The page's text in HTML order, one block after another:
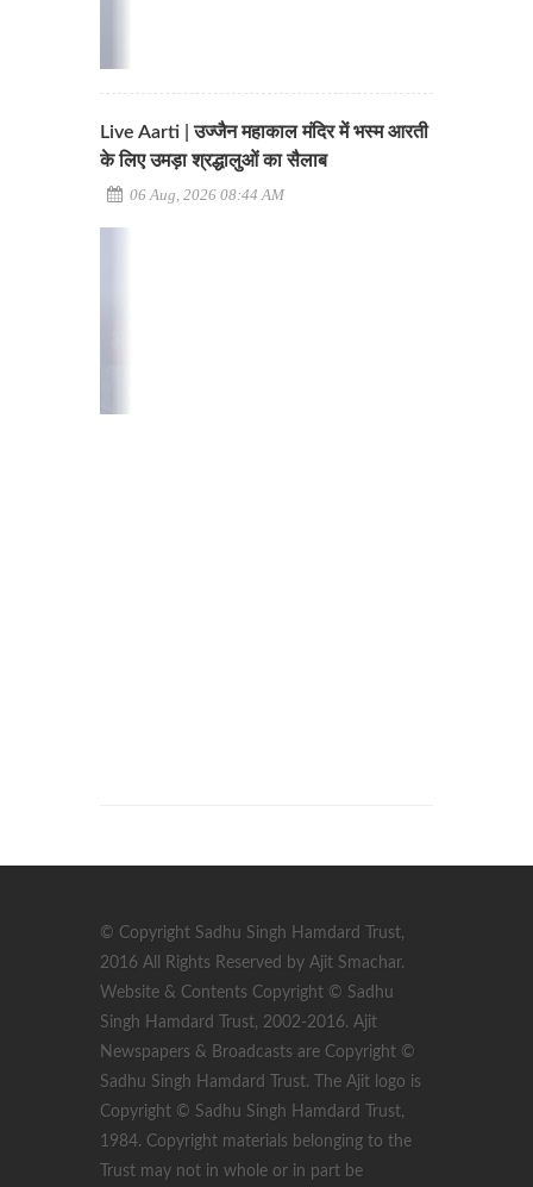
Live Aarti | उज्जैन महाकाल मंदिर में भस्म आरती
के लिए उमड़ा श्रद्धालुओं का सैलाब
06 Aug, 2026 08:44 AM
© Copyright Sadhu Singh Hamdard Trust,
2016 All Rights Reserved by Ajit Smachar.
Website & Contents Copyright © Sadhu
Singh Hamdard Trust, 2002-2016. Ajit
Newspapers & Broadcasts are Copyright ©
Sadhu Singh Hamdard Trust. The Ajit logo is
Copyright © Sadhu Singh Hamdard Trust,
1984. Copyright materials belonging to the
Trust may not in whole or in part be